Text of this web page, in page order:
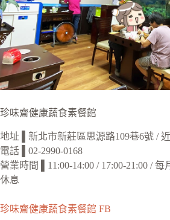
珍味齋健康蔬食素餐館
地址 ▌新北市新莊區思源路109巷6號 /
電話 ▌02-2990-0168
營業時間 ▌11:00-14:00 / 17:00-21:00 /
休息
珍味齋健康蔬食素餐館 FB